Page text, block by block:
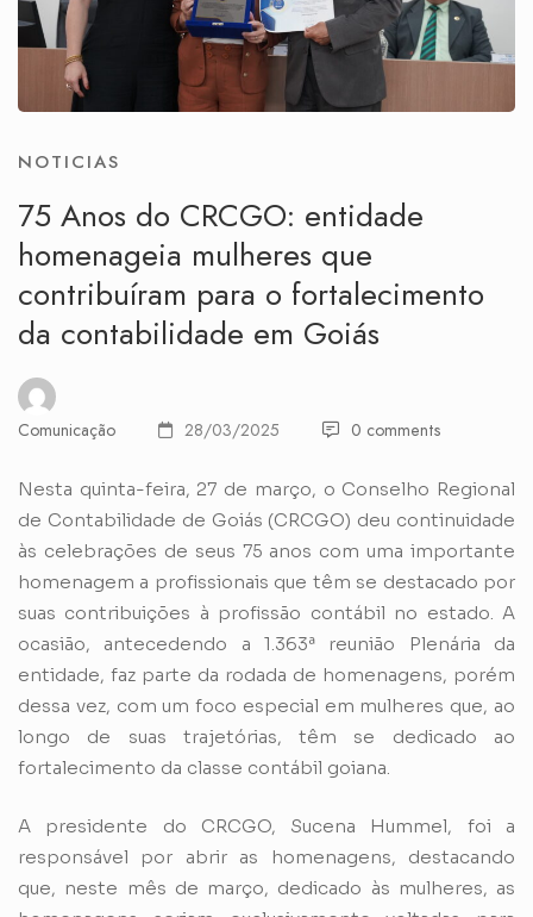
NOTICIAS
75 Anos do CRCGO: entidade
homenageia mulheres que
contribuíram para o fortalecimento
da contabilidade em Goiás
Comunicação 28/03/2025 0 comments
Nesta quinta-feira, 27 de março, o Conselho Regional
de Contabilidade de Goiás (CRCGO) deu continuidade
às celebrações de seus 75 anos com uma importante
homenagem a profissionais que têm se destacado por
suas contribuições à profissão contábil no estado. A
ocasião, antecedendo a 1.363ª reunião Plenária da
entidade, faz parte da rodada de homenagens, porém
dessa vez, com um foco especial em mulheres que, ao
longo de suas trajetórias, têm se dedicado ao
fortalecimento da classe contábil goiana.
A presidente do CRCGO, Sucena Hummel, foi a
responsável por abrir as homenagens, destacando
que, neste mês de março, dedicado às mulheres, as